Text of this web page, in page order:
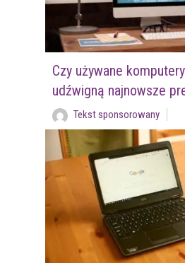
Czy używane
udźwigną najnowsze
Tekst sponsorowany